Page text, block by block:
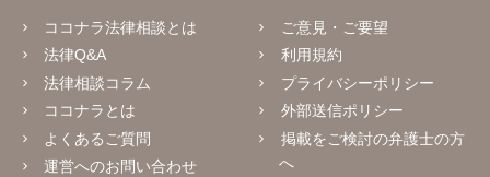
ココナラ法律相談とは
法律Q&A
法律相談コラム
ココナラとは
よくあるご質問
運営へのお問い合わせ
ご意見・ご要望
利用規約
プライバシーポリシー
外部送信ポリシー
掲載をご検討の弁護士の方
へ